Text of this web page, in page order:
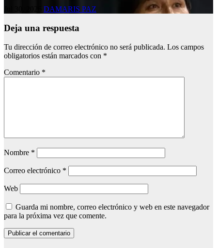
DAMARIS PAZ
Deja una respuesta
Tu dirección de correo electrónico no será publicada. Los campos
obligatorios están marcados con *
Comentario *
Nombre *
Correo electrónico *
Web
Guarda mi nombre, correo electrónico y web en este navegador
para la próxima vez que comente.